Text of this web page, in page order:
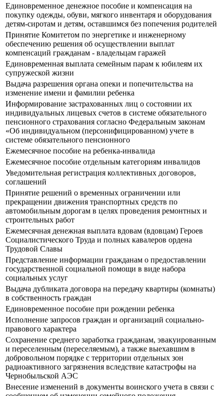
Единовременное денежное пособие и компенсация на
покупку одежды, обуви, мягкого инвентаря и оборудования
детям-сиротам и детям, оставшимся без попечения родителей
Принятие Комитетом по энергетике и инженерному
обеспечению решения об осуществлении выплат
компенсаций гражданам - владельцам гаражей
Единовременная выплата семейным парам к юбилеям их
супружеской жизни
Выдача разрешения органа опеки и попечительства на
изменение имени и фамилии ребенка
Информирование застрахованных лиц о состоянии их
индивидуальных лицевых счетов в системе обязательного
пенсионного страхования согласно Федеральным законам
«Об индивидуальном (персонифицированном) учете в
системе обязательного пенсионного
Ежемесячное пособие на ребенка-инвалида
Ежемесячное пособие отдельным категориям инвалидов
Уведомительная регистрация коллективных договоров,
соглашений
Принятие решений о временных ограничении или
прекращении движения транспортных средств по
автомобильным дорогам в целях проведения ремонтных и
строительных работ
Ежемесячная денежная выплата вдовам (вдовцам) Героев
Социалистического Труда и полных кавалеров ордена
Трудовой Славы
Представление информации гражданам о предоставлении
государственной социальной помощи в виде набора
социальных услуг
Выдача дубликата договора на передачу квартиры (комнаты)
в собственность граждан
Единовременное пособие при рождении ребенка
Исполнение запросов граждан и организаций социально-
правового характера
Сохранение среднего заработка гражданам, эвакуированным
и переселенным (переселяемым), а также выехавшим в
добровольном порядке с территории отдельных зон
радиоактивного загрязнения вследствие катастрофы на
Чернобыльской АЭС
Внесение изменений в документы воинского учета в связи с